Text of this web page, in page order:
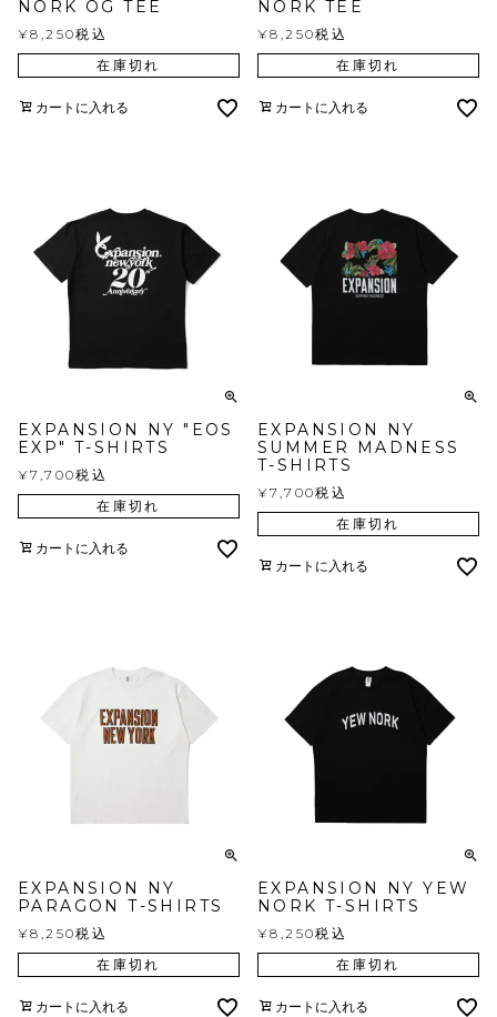
NORK OG TEE
¥8,250税込
在庫切れ
カートに入れる
NORK TEE
¥8,250税込
在庫切れ
カートに入れる
EXPANSION NY "EOS
EXP" T-SHIRTS
¥7,700税込
在庫切れ
カートに入れる
EXPANSION NY
SUMMER MADNESS
T-SHIRTS
¥7,700税込
在庫切れ
カートに入れる
EXPANSION NY
PARAGON T-SHIRTS
¥8,250税込
在庫切れ
カートに入れる
EXPANSION NY YEW
NORK T-SHIRTS
¥8,250税込
在庫切れ
カートに入れる